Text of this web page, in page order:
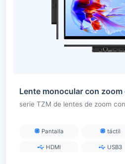
Lente monocular con
serie TZM de lentes de zoom
Pantalla táctil
HDMI USB3